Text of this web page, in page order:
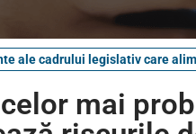
ale cadrului legislativ care
mai